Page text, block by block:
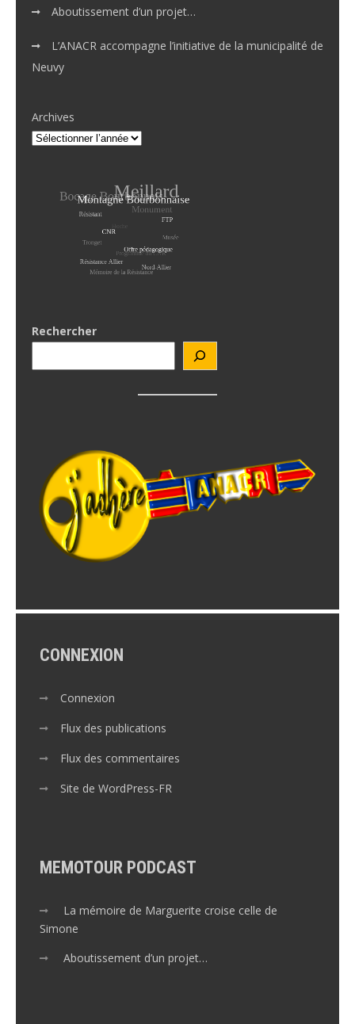
Aboutissement d’un projet…
L’ANACR accompagne l’initiative de la municipalité de
Neuvy
Archives
Rechercher
CONNEXION
Connexion
Flux des publications
Flux des commentaires
Site de WordPress-FR
MEMOTOUR PODCAST
La mémoire de Marguerite croise celle de
Simone
Aboutissement d’un projet…